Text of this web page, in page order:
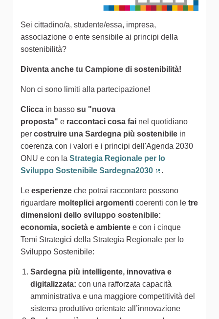
Sei cittadino/a, studente/essa, impresa,
associazione o ente sensibile ai principi della
sostenibilità?
Diventa anche tu Campione di sostenibilità!
Non ci sono limiti alla partecipazione!
Clicca in basso su "nuova
proposta" e raccontaci cosa fai nel quotidiano
per costruire una Sardegna più sostenibile in
coerenza con i valori e i principi dell'Agenda 2030
ONU e con la Strategia Regionale per lo
Sviluppo Sostenibile Sardegna2030
.
Le esperienze che potrai raccontare possono
riguardare molteplici argomenti coerenti con le tre
dimensioni dello sviluppo sostenibile:
economia, società e ambiente e con i cinque
Temi Strategici della Strategia Regionale per lo
Sviluppo Sostenibile:
Sardegna più intelligente, innovativa e
digitalizzata: con una rafforzata capacità
amministrativa e una maggiore competitività del
sistema produttivo orientate all’innovazione